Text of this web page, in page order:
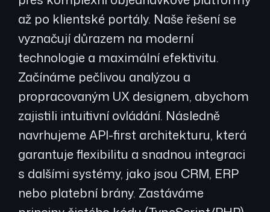
až po klientské portály. Naše řešení se
vyznačují důrazem na moderní
technologie a maximální efektivitu.
Začínáme pečlivou analýzou a
propracovaným UX designem, abychom
zajistili intuitivní ovládání. Následně
navrhujeme API-first architekturu, která
garantuje flexibilitu a snadnou integraci
s dalšími systémy, jako jsou CRM, ERP
nebo platební brány. Zastáváme